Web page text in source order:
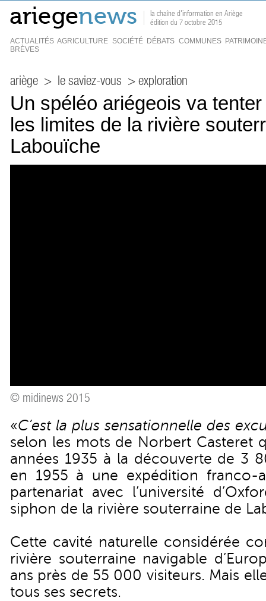
la chaîne d'information en Ariège
édition du 7 octobre 2015
ACTUALITÉS AGRICULTURE SOCIÉTÉ DÉBATS COMMUNES
BRÈVES
ariège > le saviez-vous > exploration
Un spéléo ariégeois va
les limites de la rivière
Labouïche
© midinews 2015
«C’est la plus sensationnelle des
selon les mots de Norbert Casteret
années 1935 à la découverte de 3
en 1955 à une expédition franco-
partenariat avec l’université
siphon de la rivière souterraine de
Cette cavité naturelle considérée
rivière souterraine navigable
ans près de 55 000 visiteurs. Mais
tous ses secrets.